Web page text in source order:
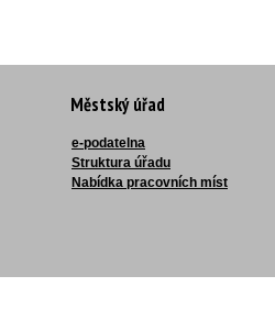
Městský úřad
e-podatelna
Struktura úřadu
Nabídka pracovních míst